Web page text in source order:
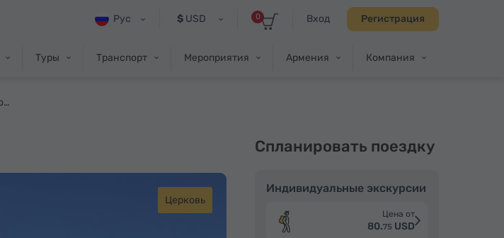
Вход Регистрация
0
$USD
Рус
Туры Транспорт Мероприятия Армения Компания
Церковь Св. Месропа Маштоца в Ошакане
Церковь
Спланировать поездку
Индивидуальные экскурсии
Цена от
80.75 USD